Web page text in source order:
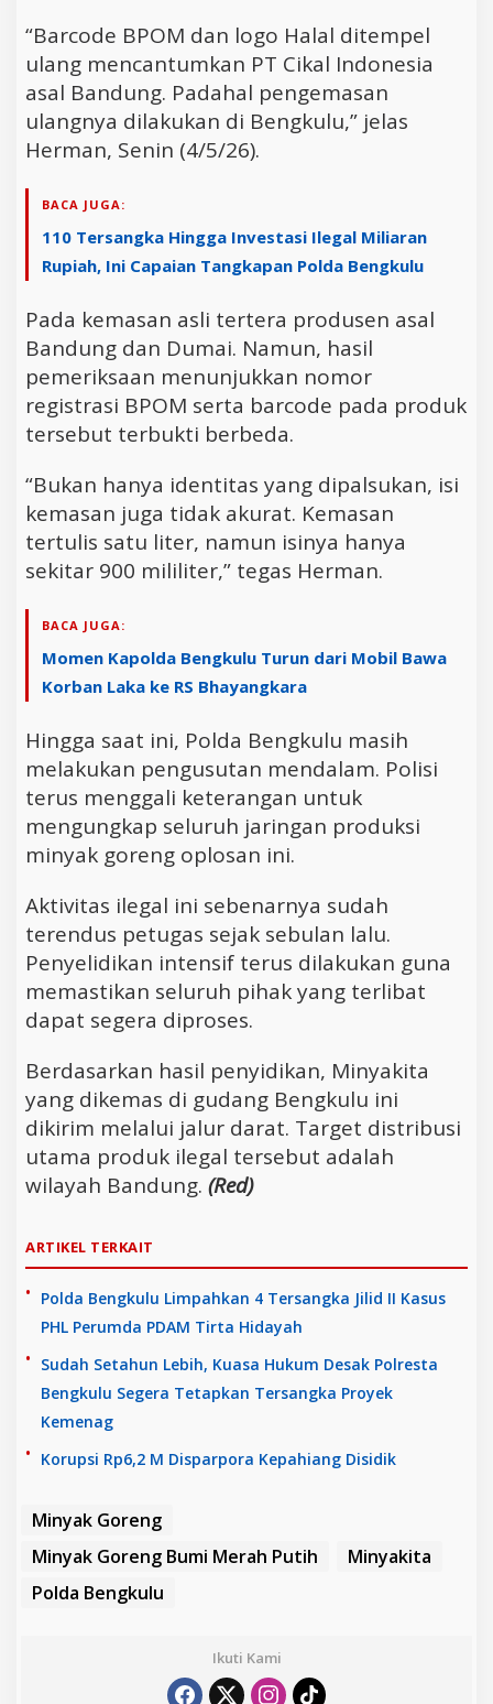
“Barcode BPOM dan logo Halal ditempel
ulang mencantumkan PT Cikal Indonesia
asal Bandung. Padahal pengemasan
ulangnya dilakukan di Bengkulu,” jelas
Herman, Senin (4/5/26).
BACA JUGA:
110 Tersangka Hingga Investasi Ilegal Miliaran
Rupiah, Ini Capaian Tangkapan Polda Bengkulu
Pada kemasan asli tertera produsen asal
Bandung dan Dumai. Namun, hasil
pemeriksaan menunjukkan nomor
registrasi BPOM serta barcode pada produk
tersebut terbukti berbeda.
“Bukan hanya identitas yang dipalsukan, isi
kemasan juga tidak akurat. Kemasan
tertulis satu liter, namun isinya hanya
sekitar 900 mililiter,” tegas Herman.
BACA JUGA:
Momen Kapolda Bengkulu Turun dari Mobil Bawa
Korban Laka ke RS Bhayangkara
Hingga saat ini, Polda Bengkulu masih
melakukan pengusutan mendalam. Polisi
terus menggali keterangan untuk
mengungkap seluruh jaringan produksi
minyak goreng oplosan ini.
Aktivitas ilegal ini sebenarnya sudah
terendus petugas sejak sebulan lalu.
Penyelidikan intensif terus dilakukan guna
memastikan seluruh pihak yang terlibat
dapat segera diproses.
Berdasarkan hasil penyidikan, Minyakita
yang dikemas di gudang Bengkulu ini
dikirim melalui jalur darat. Target distribusi
utama produk ilegal tersebut adalah
wilayah Bandung. (Red)
ARTIKEL TERKAIT
Polda Bengkulu Limpahkan 4 Tersangka Jilid II Kasus
PHL Perumda PDAM Tirta Hidayah
Sudah Setahun Lebih, Kuasa Hukum Desak Polresta
Bengkulu Segera Tetapkan Tersangka Proyek
Kemenag
Korupsi Rp6,2 M Disparpora Kepahiang Disidik
Minyak Goreng
Minyak Goreng Bumi Merah Putih
Minyakita
Polda Bengkulu
Ikuti Kami